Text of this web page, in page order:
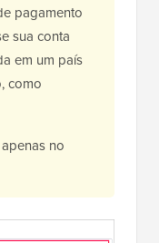
pagamento
sua conta
em um país
como
no